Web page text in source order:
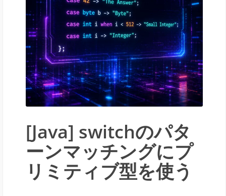
[Java] switchのパタ
ーンマッチングにプ
リミティブ型を使う